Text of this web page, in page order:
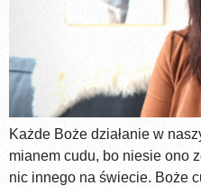
Każde Boże działanie w
mianem cudu, bo niesie ono
nic innego na świecie. Boże